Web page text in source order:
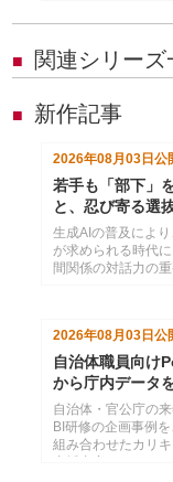
■ 関連シリーズ
■ 新作記事
2026年08月03日公
若手も「部下」
と、忍び寄る選
生成AIの普及によ
が求められる時代
間関係の対話力の
2026年08月03日 公
自治体職員向け
から庁内データ
自治体・官公庁の
BI研修の企画事例
組み合わせたカリ